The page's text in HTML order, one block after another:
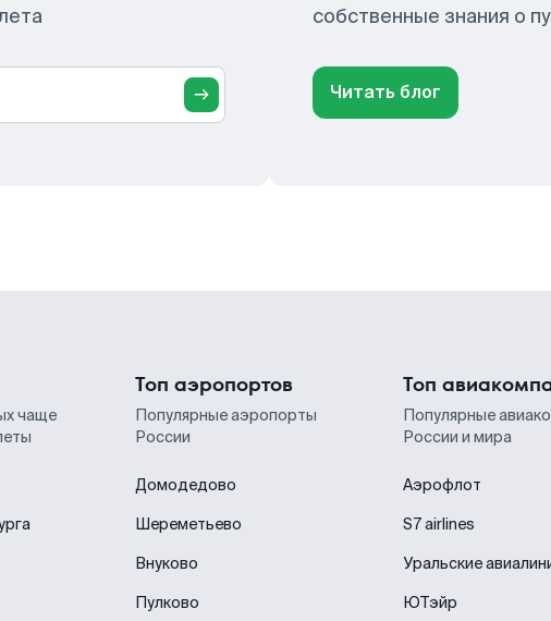
собственные знания о
Читать блог
чаще
Топ аэропортов
Популярные аэропорты
России
Домодедово
Шереметьево
Внуково
Пулково
Топ
Популярные
России и мира
Аэрофлот
S7 airlines
Уральские
ЮТэйр